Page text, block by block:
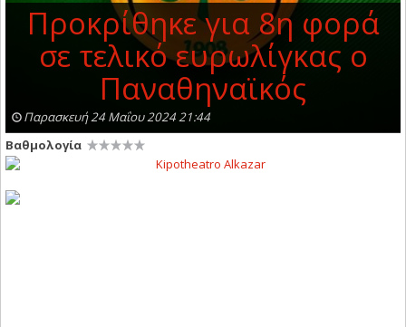
Προκρίθηκε για 8η φορά
σε τελικό ευρωλίγκας ο
Παναθηναϊκός
Παρασκευή 24 Μαΐου 2024 21:44
Βαθμολογία